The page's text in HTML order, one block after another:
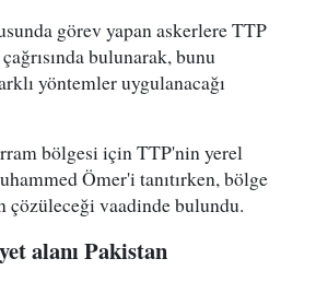
görev yapan askerlere TTP
bulunarak, bunu
yöntemler uygulanacağı
bölgesi için TTP'nin yerel
Ömer'i tanıtırken, bölge
çözüleceği vaadinde bulundu.
alanı Pakistan